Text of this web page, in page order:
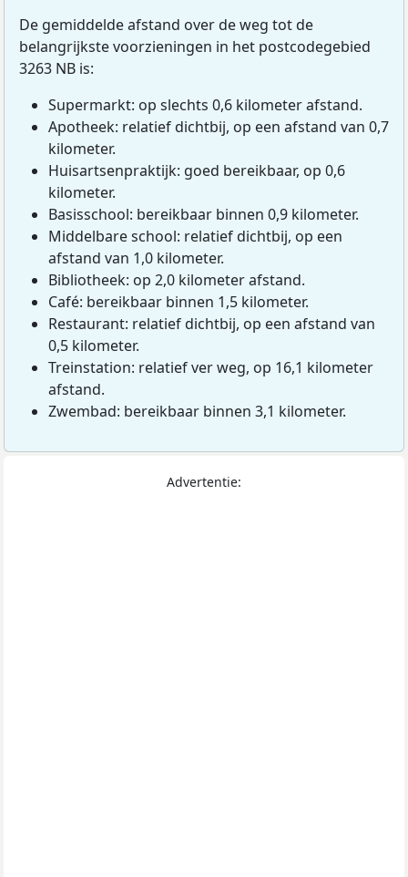
De gemiddelde afstand over de weg tot de
belangrijkste voorzieningen in het postcodegebied
3263 NB is:
Supermarkt: op slechts 0,6 kilometer afstand.
Apotheek: relatief dichtbij, op een afstand van 0,7
kilometer.
Huisartsenpraktijk: goed bereikbaar, op 0,6
kilometer.
Basisschool: bereikbaar binnen 0,9 kilometer.
Middelbare school: relatief dichtbij, op een
afstand van 1,0 kilometer.
Bibliotheek: op 2,0 kilometer afstand.
Café: bereikbaar binnen 1,5 kilometer.
Restaurant: relatief dichtbij, op een afstand van
0,5 kilometer.
Treinstation: relatief ver weg, op 16,1 kilometer
afstand.
Zwembad: bereikbaar binnen 3,1 kilometer.
Advertentie: